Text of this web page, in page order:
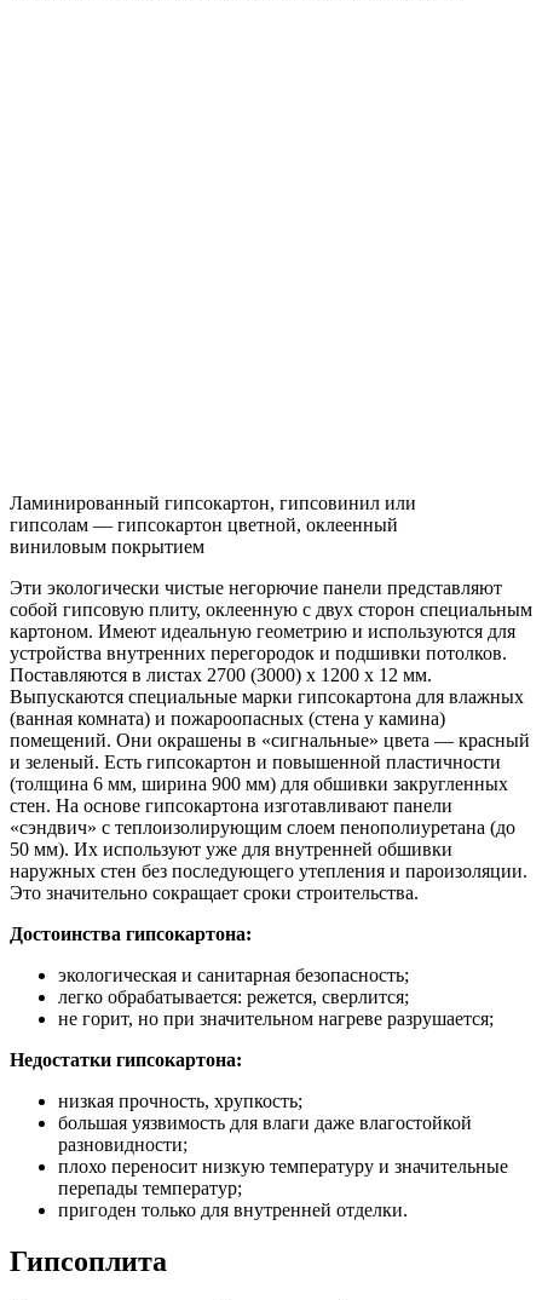
Ламинированный гипсокартон, гипсовинил или
гипсолам — гипсокартон цветной, оклеенный
виниловым покрытием
Эти экологически чистые негорючие панели представляют
собой гипсовую плиту, оклеенную с двух сторон специальным
картоном. Имеют идеальную геометрию и используются для
устройства внутренних перегородок и подшивки потолков.
Поставляются в листах 2700 (3000) х 1200 х 12 мм.
Выпускаются специальные марки гипсокартона для влажных
(ванная комната) и пожароопасных (стена у камина)
помещений. Они окрашены в «сигнальные» цвета — красный
и зеленый. Есть гипсокартон и повышенной пластичности
(толщина 6 мм, ширина 900 мм) для обшивки закругленных
стен. На основе гипсокартона изготавливают панели
«сэндвич» с теплоизолирующим слоем пенополиуретана (до
50 мм). Их используют уже для внутренней обшивки
наружных стен без последующего утепления и пароизоляции.
Это значительно сокращает сроки строительства.
Достоинства гипсокартона:
экологическая и санитарная безопасность;
легко обрабатывается: режется, сверлится;
не горит, но при значительном нагреве разрушается;
Недостатки гипсокартона:
низкая прочность, хрупкость;
большая уязвимость для влаги даже влагостойкой
разновидности;
плохо переносит низкую температуру и значительные
перепады температур;
пригоден только для внутренней отделки.
Гипсоплита